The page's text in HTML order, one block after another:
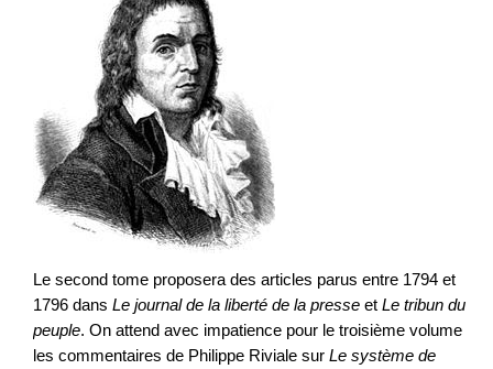
Le second tome proposera des articles parus entre 1794 et
1796 dans Le journal de la liberté de la presse et Le tribun du
peuple. On attend avec impatience pour le troisième volume
les commentaires de Philippe Riviale sur Le système de